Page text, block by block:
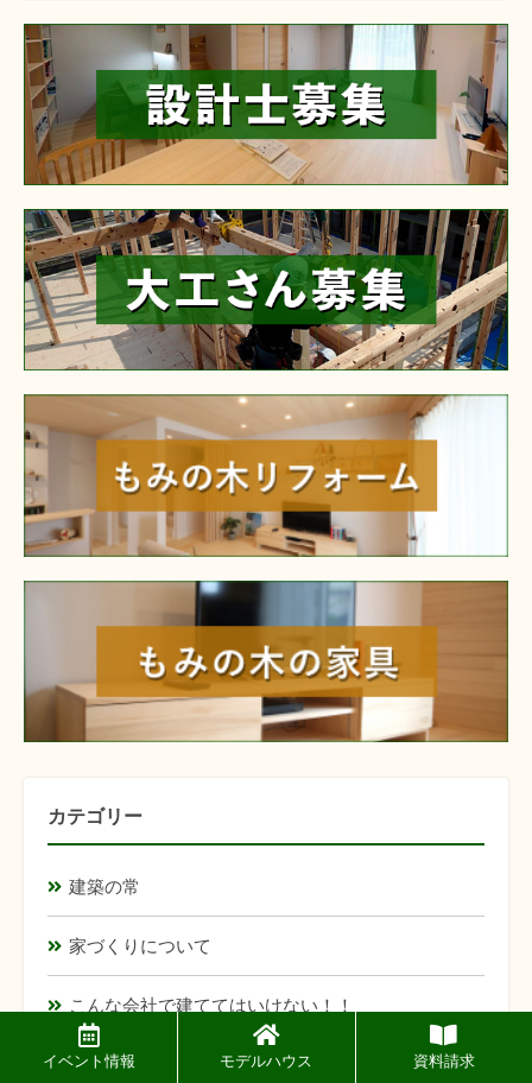
カテゴリー
建築の常
家づくりについて
こんな会社で建ててはいけない！！
日常
イベント情報 モデルハウス 資料請求